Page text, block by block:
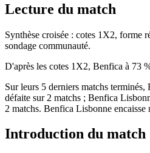
Lecture du match
Synthèse croisée : cotes 1X2, forme
sondage communauté.
D'après les cotes 1X2, Benfica à 73
Sur leurs 5 derniers matchs
défaite sur 2 matchs ; Benfica
2 matchs. Benfica Lisbonne encaisse
Introduction du match